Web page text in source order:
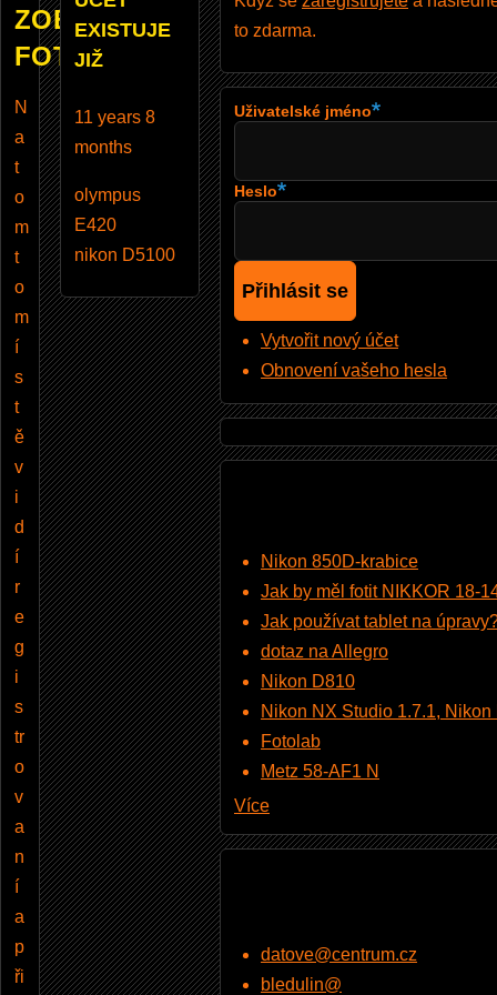
ZOBRAZUJE
FOTOBAZAR
N
a
t
o
m
t
o
m
í
s
t
ě
v
i
d
í
r
e
g
i
s
tr
o
v
a
n
í
a
p
ři
EXISTUJE
JIŽ
11 years 8
months
olympus
E420
nikon D5100
to zdarma.
Uživatelské jméno
Heslo
Vytvořit nový účet
Obnovení vašeho hesla
Nikon 850D-krabice
Jak by měl fotit NIKKOR 18-
Jak používat tablet na
dotaz na Allegro
Nikon D810
Nikon NX Studio 1.7.1,
Fotolab
Metz 58-AF1 N
Více
datove@centrum.cz
bledulin@